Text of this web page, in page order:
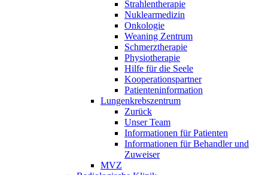
Strahlentherapie
Nuklearmedizin
Onkologie
Weaning Zentrum
Schmerztherapie
Physiotherapie
Hilfe für die Seele
Kooperationspartner
Patienteninformation
Lungenkrebszentrum
Zurück
Unser Team
Informationen für Patienten
Informationen für Behandler und
Zuweiser
MVZ